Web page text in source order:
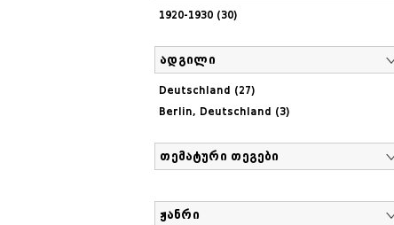
1920-1930 (30)
ადგილი
Deutschland (27)
Berlin, Deutschland (3)
თემატური თეგები
ჟანრი